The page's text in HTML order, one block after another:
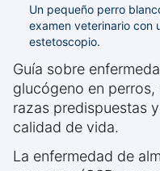
Un pequeño perro
examen veterinario con
estetoscopio.
Guía sobre
glucógeno en
razas predispuestas
calidad de vida.
La enfermedad de